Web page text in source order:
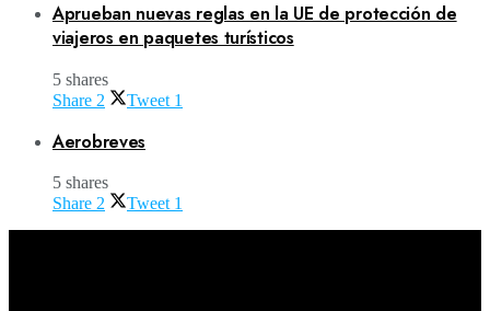
Aprueban nuevas reglas en la UE de protección de
viajeros en paquetes turísticos
5 shares
Share 2 Tweet 1
Aerobreves
5 shares
Share 2 Tweet 1